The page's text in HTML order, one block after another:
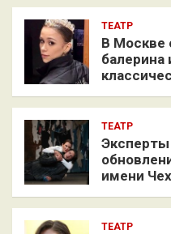
ТЕАТР
В Москве
балерина
ТЕАТР
Эксперты
имени
ТЕАТР